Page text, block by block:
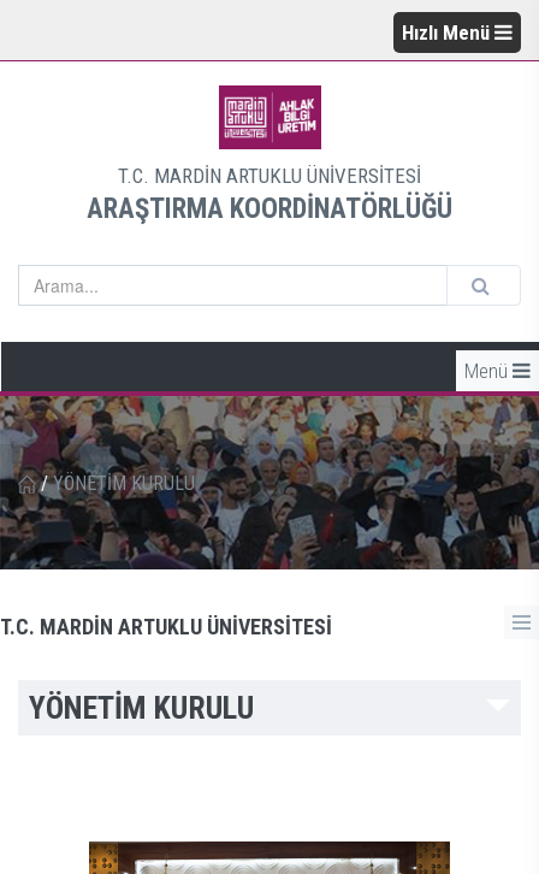
Hızlı Menü
T.C. MARDİN ARTUKLU ÜNİVERSİTESİ
ARAŞTIRMA KOORDİNATÖRLÜĞÜ
Menü
/ YÖNETİM KURULU
T.C. MARDİN ARTUKLU ÜNİVERSİTESİ
YÖNETİM KURULU